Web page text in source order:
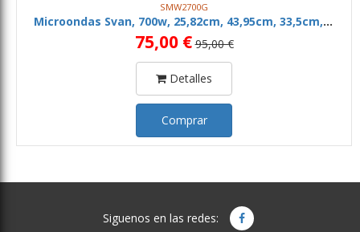
SMW2700G
Microondas Svan, 700w, 25,82cm, 43,95cm, 33,5cm, Blanco, Grill, 20 Litros
75,00 € 95,00 €
Detalles
Comprar
Siguenos en las redes: